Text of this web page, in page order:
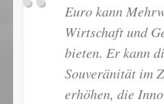
Euro kann
Wirtschaft und
bieten. Er kann
Souveränität im
erhöhen, die